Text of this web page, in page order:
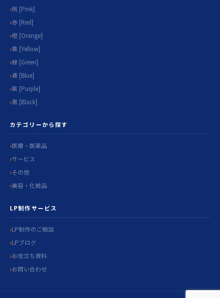
桃 [Pink]
赤 [Red]
橙 [Orange]
黄 [Yellow]
緑 [Green]
青 [Blue]
紫 [Purple]
黒 [Black]
カテゴリーから探す
医療・医薬品
サービス
その他
美容・化粧品
LP制作サービス
LP制作のご相談
LPブログ
お役立ち資料
お問い合わせ